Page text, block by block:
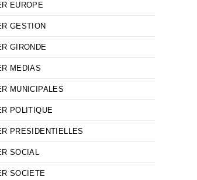
EUROPE
GESTION
GIRONDE
MEDIAS
MUNICIPALES
POLITIQUE
PRESIDENTIELLES
SOCIAL
SOCIETE